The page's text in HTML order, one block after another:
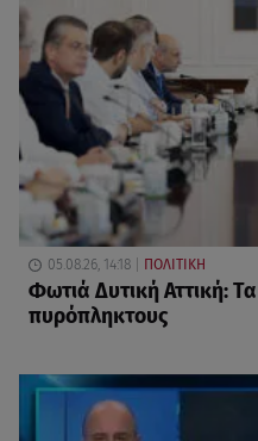
05.08.26, 14:18 ΠΟΛΙΤΙΚΗ
Φωτιά Δυτική Αττική:
πυρόπληκτους